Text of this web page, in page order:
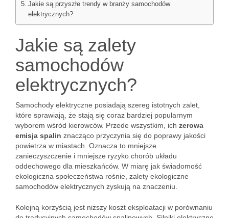
Jakie są przyszłe trendy w branży samochodów
elektrycznych?
Jakie są zalety
samochodów
elektrycznych?
Samochody elektryczne posiadają szereg istotnych zalet,
które sprawiają, że stają się coraz bardziej popularnym
wyborem wśród kierowców. Przede wszystkim, ich zerowa
emisja spalin znacząco przyczynia się do poprawy jakości
powietrza w miastach. Oznacza to mniejsze
zanieczyszczenie i mniejsze ryzyko chorób układu
oddechowego dla mieszkańców. W miarę jak świadomość
ekologiczna społeczeństwa rośnie, zalety ekologiczne
samochodów elektrycznych zyskują na znaczeniu.
Kolejną korzyścią jest niższy koszt eksploatacji w porównaniu